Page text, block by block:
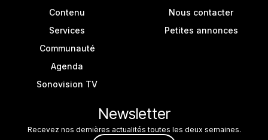
Contenu
Services
Communauté
Agenda
Sonovision TV
Nous contacter
Petites annonces
Newsletter
Recevez nos dernières actualités toutes les deux semaines.